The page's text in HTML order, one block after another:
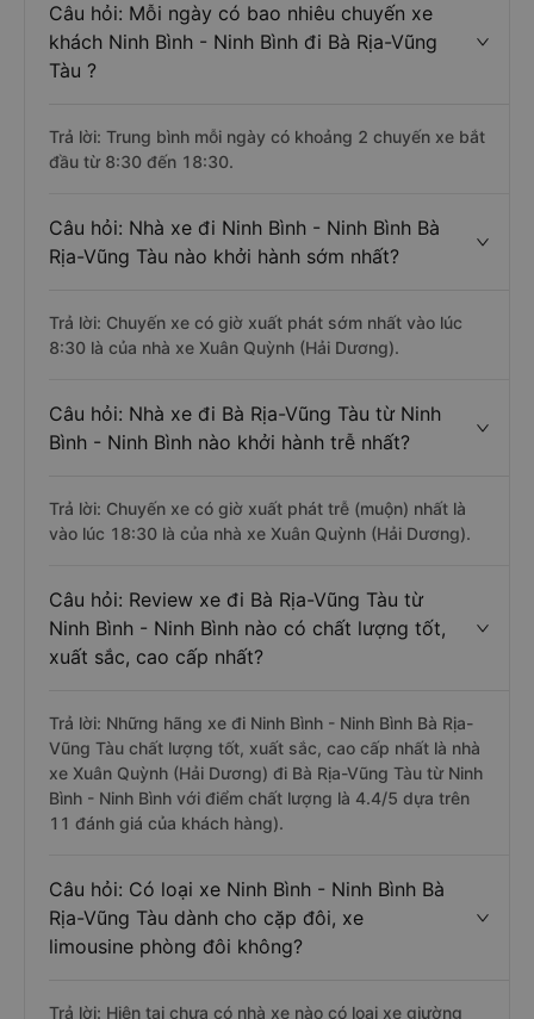
Câu hỏi: Mỗi ngày có bao nhiêu chuyến xe
khách Ninh Bình - Ninh Bình đi Bà Rịa-Vũng
Tàu ?
Trả lời: Trung bình mỗi ngày có khoảng 2 chuyến xe bắt
đầu từ 8:30 đến 18:30.
Câu hỏi: Nhà xe đi Ninh Bình - Ninh Bình Bà
Rịa-Vũng Tàu nào khởi hành sớm nhất?
Trả lời: Chuyến xe có giờ xuất phát sớm nhất vào lúc
8:30 là của nhà xe Xuân Quỳnh (Hải Dương).
Câu hỏi: Nhà xe đi Bà Rịa-Vũng Tàu từ Ninh
Bình - Ninh Bình nào khởi hành trễ nhất?
Trả lời: Chuyến xe có giờ xuất phát trễ (muộn) nhất là
vào lúc 18:30 là của nhà xe Xuân Quỳnh (Hải Dương).
Câu hỏi: Review xe đi Bà Rịa-Vũng Tàu từ
Ninh Bình - Ninh Bình nào có chất lượng tốt,
xuất sắc, cao cấp nhất?
Trả lời: Những hãng xe đi Ninh Bình - Ninh Bình Bà Rịa-
Vũng Tàu chất lượng tốt, xuất sắc, cao cấp nhất là nhà
xe Xuân Quỳnh (Hải Dương) đi Bà Rịa-Vũng Tàu từ Ninh
Bình - Ninh Bình với điểm chất lượng là 4.4/5 dựa trên
11 đánh giá của khách hàng).
Câu hỏi: Có loại xe Ninh Bình - Ninh Bình Bà
Rịa-Vũng Tàu dành cho cặp đôi, xe
limousine phòng đôi không?
Trả lời: Hiện tại chưa có nhà xe nào có loại xe giường